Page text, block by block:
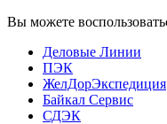
Вы можете
Деловые Линии
ПЭК
ЖелДорЭкспедиция
Байкал Сервис
СДЭК